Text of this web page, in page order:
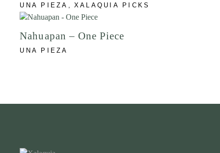
UNA PIEZA XALAQUIA PICKS
Nahuapan – One Piece
UNA PIEZA